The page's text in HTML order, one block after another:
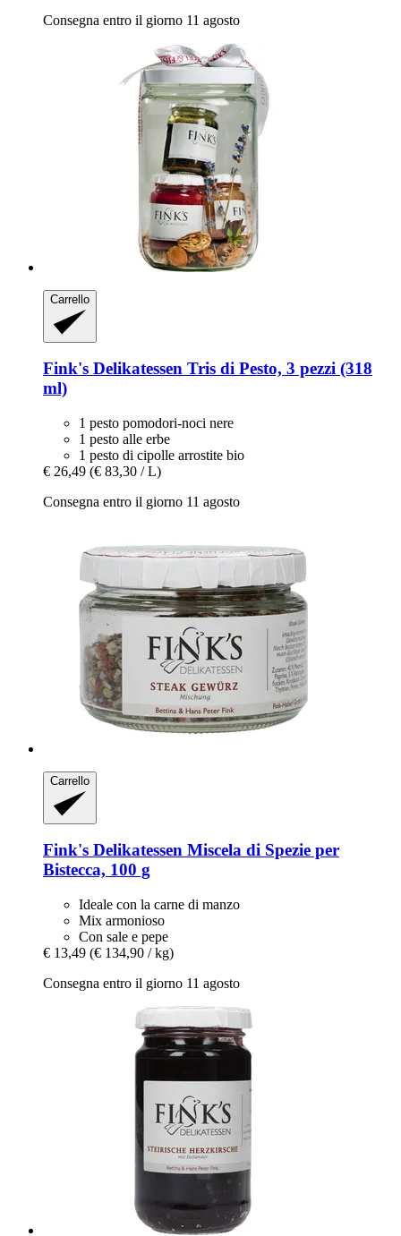
Consegna entro il giorno 11 agosto
Carrello
Fink's Delikatessen Tris di Pesto, 3 pezzi (318
ml)
1 pesto pomodori-noci nere
1 pesto alle erbe
1 pesto di cipolle arrostite bio
€ 26,49 (€ 83,30 / L)
Consegna entro il giorno 11 agosto
Carrello
Fink's Delikatessen Miscela di Spezie per
Bistecca, 100 g
Ideale con la carne di manzo
Mix armonioso
Con sale e pepe
€ 13,49 (€ 134,90 / kg)
Consegna entro il giorno 11 agosto